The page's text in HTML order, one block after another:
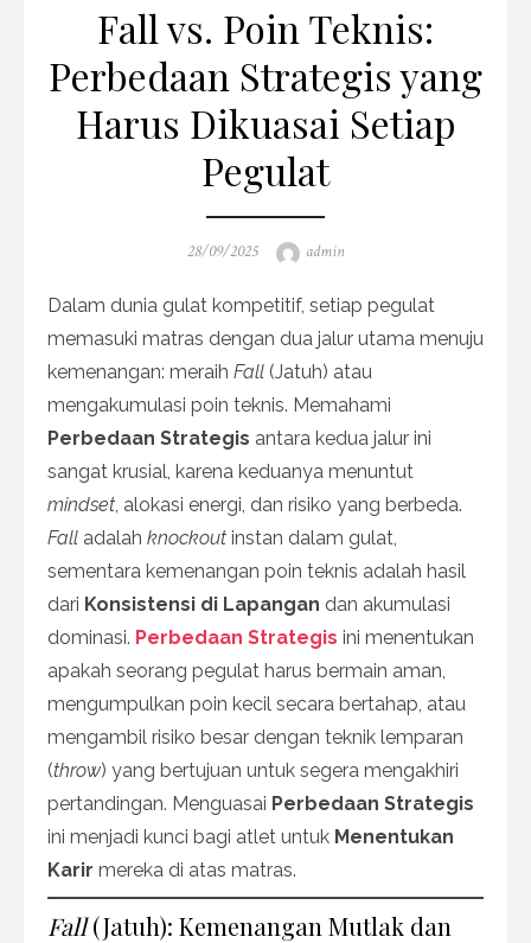
Fall vs. Poin Teknis:
Perbedaan Strategis yang
Harus Dikuasai Setiap
Pegulat
Posted
28/09/2025 Author
admin
Dalam dunia gulat kompetitif, setiap pegulat
memasuki matras dengan dua jalur utama menuju
kemenangan: meraih Fall (Jatuh) atau
mengakumulasi poin teknis. Memahami
Perbedaan Strategis antara kedua jalur ini
sangat krusial, karena keduanya menuntut
mindset , alokasi energi, dan risiko yang berbeda.
Fall adalah knockout instan dalam gulat,
sementara kemenangan poin teknis adalah hasil
dari Konsistensi di Lapangan dan akumulasi
dominasi. Perbedaan Strategis ini menentukan
apakah seorang pegulat harus bermain aman,
mengumpulkan poin kecil secara bertahap, atau
mengambil risiko besar dengan teknik lemparan
(throw) yang bertujuan untuk segera mengakhiri
pertandingan. Menguasai Perbedaan Strategis
ini menjadi kunci bagi atlet untuk Menentukan
Karir mereka di atas matras.
Fall(Jatuh): Kemenangan Mutlak dan